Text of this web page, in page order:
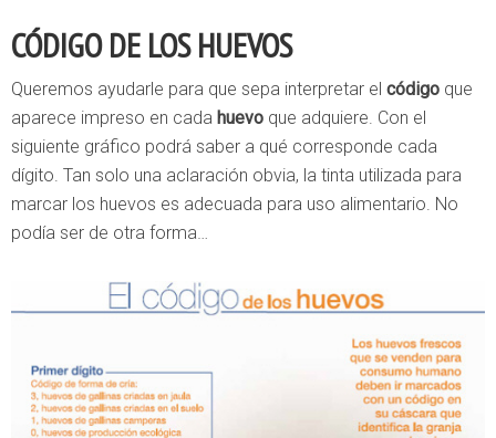
CÓDIGO DE LOS HUEVOS
Queremos ayudarle para que sepa interpretar el código que
aparece impreso en cada huevo que adquiere. Con el
siguiente gráfico podrá saber a qué corresponde cada
dígito. Tan solo una aclaración obvia, la tinta utilizada para
marcar los huevos es adecuada para uso alimentario. No
podía ser de otra forma…